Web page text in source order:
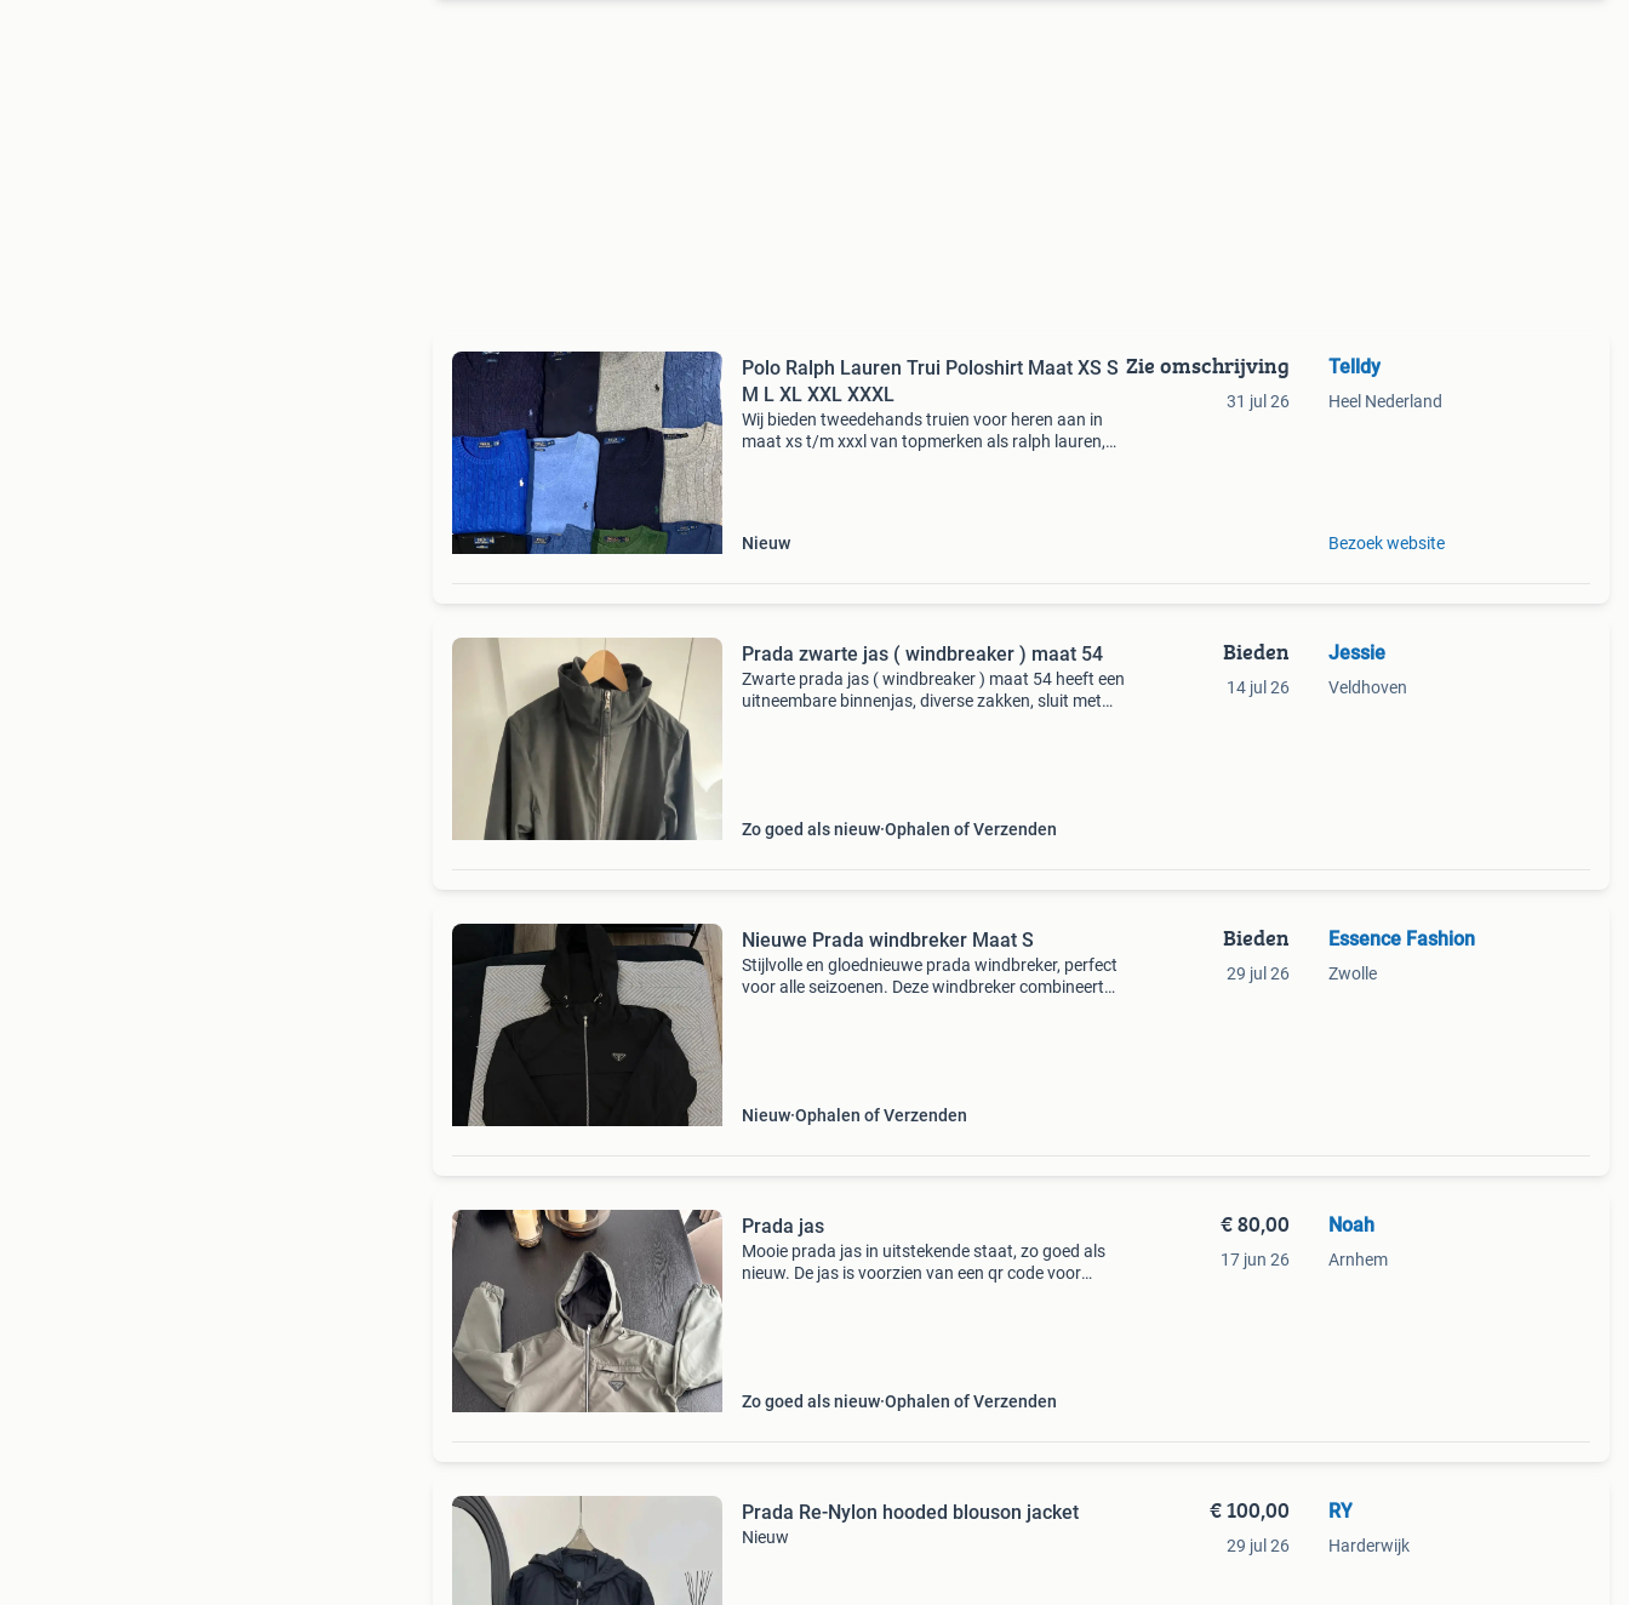
Polo Ralph Lauren Trui Poloshirt Maat XS S
M L XL XXL XXXL
Wij bieden tweedehands truien voor heren aan in
maat xs t/m xxxl van topmerken als ralph lauren,
Nieuw
Zie omschrijving
31 jul 26
Telldy
Heel Nederland
Bezoek website
Prada zwarte jas ( windbreaker ) maat 54
Zwarte prada jas ( windbreaker ) maat 54 heeft een
uitneembare binnenjas, diverse zakken, sluit met
Zo goed als nieuw Ophalen of Verzenden
Bieden
14 jul 26
Jessie
Veldhoven
Nieuwe Prada windbreker Maat S
Stijlvolle en gloednieuwe prada windbreker, perfect
voor alle seizoenen. Deze windbreker combineert
Nieuw Ophalen of Verzenden
Bieden
29 jul 26
Essence Fashion
Zwolle
Prada jas
Mooie prada jas in uitstekende staat, zo goed als
nieuw. De jas is voorzien van een qr code voor
Zo goed als nieuw Ophalen of Verzenden
€ 80,00
17 jun 26
Noah
Arnhem
Prada Re-Nylon hooded blouson jacket
Nieuw
€ 100,00
29 jul 26
RY
Harderwijk